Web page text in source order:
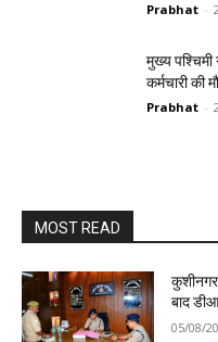
Prabhat -
मुख्य
कर्मचारी की
Prabhat -
MOST READ
बाद
05/08/